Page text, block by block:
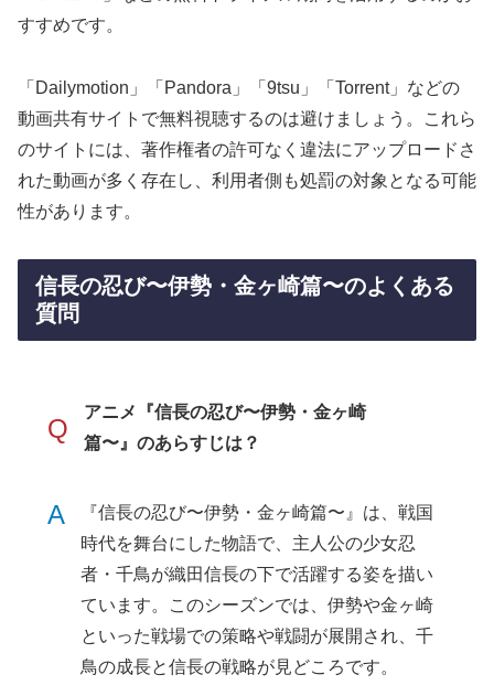
すすめです。
「Dailymotion」「Pandora」「9tsu」「Torrent」などの
動画共有サイトで無料視聴するのは避けましょう。これら
のサイトには、著作権者の許可なく違法にアップロードさ
れた動画が多く存在し、利用者側も処罰の対象となる可能
性があります。
信長の忍び〜伊勢・金ヶ崎篇〜のよくある
質問
Q
アニメ『信長の忍び〜伊勢・金ヶ崎
篇〜』のあらすじは？
A
『信長の忍び〜伊勢・金ヶ崎篇〜』は、戦国
時代を舞台にした物語で、主人公の少女忍
者・千鳥が織田信長の下で活躍する姿を描い
ています。このシーズンでは、伊勢や金ヶ崎
といった戦場での策略や戦闘が展開され、千
鳥の成長と信長の戦略が見どころです。